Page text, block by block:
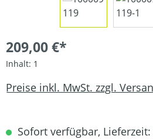
209,00 €*
Inhalt: 1
Preise inkl. MwSt. zzgl.
Sofort verfügbar, Lieferzeit: